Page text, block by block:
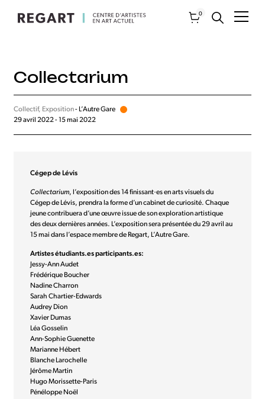
0
Collectarium
Collectif, Exposition- L’Autre Gare
29 avril 2022 - 15 mai 2022
Cégep de Lévis
Collectarium, l’exposition des 14 finissant·es en arts visuels du
Cégep de Lévis, prendra la forme d’un cabinet de curiosité. Chaque
jeune contribuera d’une œuvre issue de son exploration artistique
des deux dernières années. L’exposition sera présentée du 29 avril au
15 mai dans l’espace membre de Regart, L’Autre Gare.
Artistes étudiants.es participants.es:
Jessy-Ann Audet
Frédérique Boucher
Nadine Charron
Sarah Chartier-Edwards
Audrey Dion
Xavier Dumas
Léa Gosselin
Ann-Sophie Guenette
Marianne Hébert
Blanche Larochelle
Jérôme Martin
Hugo Morissette-Paris
Pénéloppe Noël